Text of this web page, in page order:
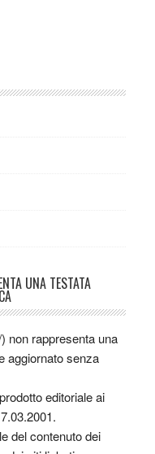
UNA TESTATA
non rappresenta una
aggiornato senza
editoriale ai
del contenuto dei